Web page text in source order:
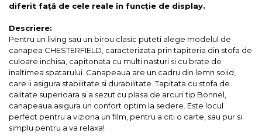
diferit față de cele reale în funcție de display.
Descriere:
Pentru un living sau un birou clasic puteti alege modelul de
canapea CHESTERFIELD, caracterizata prin tapiteria din stofa de
culoare inchisa, capitonata cu multi nasturi si cu brate de
inaltimea spatarului. Canapeaua are un cadru din lemn solid,
care ii asigura stabilitate si durabilitate. Tapitata cu stofa de
calitate superioara si a sezut cu plasa de arcuri tip Bonnel,
canapeaua asigura un confort optim la sedere. Este locul
perfect pentru a viziona un film, pentru a citi o carte, sau pur si
simplu pentru a va relaxa!